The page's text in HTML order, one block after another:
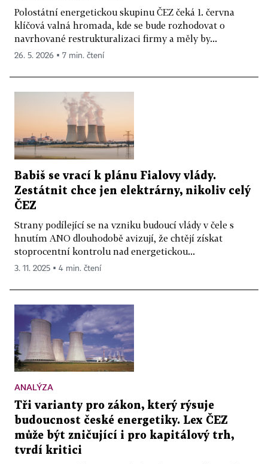
Polostátní energetickou skupinu ČEZ čeká 1. června
klíčová valná hromada, kde se bude rozhodovat o
navrhované restrukturalizaci firmy a měly by...
26. 5. 2026 ▪ 7 min. čtení
Babiš se vrací k plánu Fialovy vlády.
Zestátnit chce jen elektrárny, nikoliv celý
ČEZ
Strany podílející se na vzniku budoucí vlády v čele s
hnutím ANO dlouhodobě avizují, že chtějí získat
stoprocentní kontrolu nad energetickou...
3. 11. 2025 ▪ 4 min. čtení
ANALÝZA
Tři varianty pro zákon, který rýsuje
budoucnost české energetiky. Lex ČEZ
může být zničující i pro kapitálový trh,
tvrdí kritici